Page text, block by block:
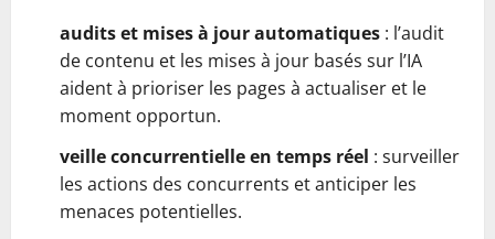
audits et mises à jour automatiques : l’audit
de contenu et les mises à jour basés sur l’IA
aident à prioriser les pages à actualiser et le
moment opportun.
veille concurrentielle en temps réel : surveiller
les actions des concurrents et anticiper les
menaces potentielles.